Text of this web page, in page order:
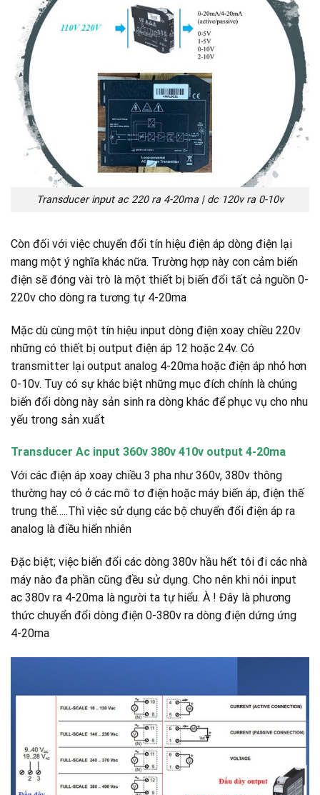
Transducer input ac 220 ra 4-20ma | dc 120v ra 0-10v
Còn đối với việc chuyển đổi tín hiệu điện áp dòng điện lại
mang một ý nghĩa khác nữa. Trường hợp này con cảm biến
điện sẽ đóng vài trò là một thiết bị biến đổi tất cả nguồn 0-
220v cho dòng ra tương tự 4-20ma
Mặc dù cùng một tín hiệu input dòng điện xoay chiều 220v
những có thiết bị output điện áp 12 hoặc 24v. Có
transmitter lại output analog 4-20ma hoặc điện áp nhỏ hơn
0-10v. Tuy có sự khác biệt những mục đích chính là chúng
biến đổi dòng này sản sinh ra dòng khác để phục vụ cho nhu
yếu trong sản xuất
Transducer Ac input 360v 380v 410v output 4-20ma
Với các điện áp xoay chiều 3 pha như 360v, 380v thông
thường hay có ở các mô tơ điện hoặc máy biến áp, điện thế
trung thế…..Thì việc sử dụng các bộ chuyển đổi điện áp ra
analog là điều hiển nhiên
Đặc biệt; việc biến đổi các dòng 380v hầu hết tôi đi các nhà
máy nào đa phần cũng đều sử dụng. Cho nên khi nói input
ac 380v ra 4-20ma là người ta tự hiểu. À ! Đây là phương
thức chuyển đổi dòng điện 0-380v ra dòng điện dứng ứng
4-20ma